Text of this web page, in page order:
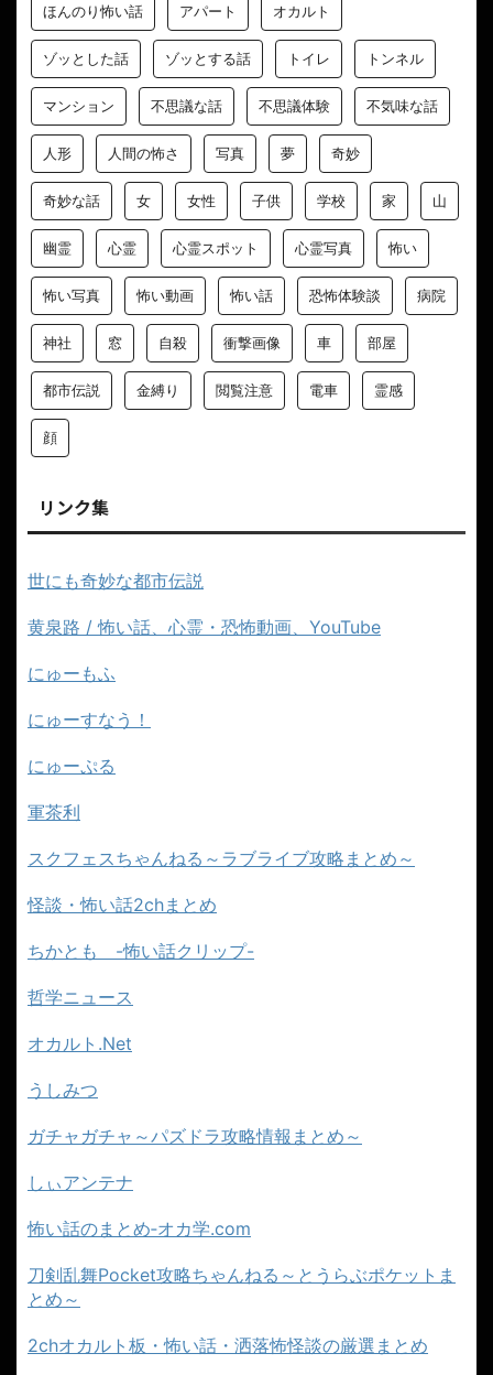
ほんのり怖い話 アパート オカルト
ゾッとした話 ゾッとする話 トイレ トンネル
マンション 不思議な話 不思議体験 不気味な話
人形 人間の怖さ 写真 夢 奇妙
奇妙な話 女 女性 子供 学校 家 山
幽霊 心霊 心霊スポット 心霊写真 怖い
怖い写真 怖い動画 怖い話 恐怖体験談 病院
神社 窓 自殺 衝撃画像 車 部屋
都市伝説 金縛り 閲覧注意 電車 霊感
顔
リンク集
世にも奇妙な都市伝説
黄泉路 / 怖い話、心霊・恐怖動画、YouTube
にゅーもふ
にゅーすなう！
にゅーぷる
軍茶利
スクフェスちゃんねる～ラブライブ攻略まとめ～
怪談・怖い話2chまとめ
ちかとも -怖い話クリップ-
哲学ニュース
オカルト.Net
うしみつ
ガチャガチャ～パズドラ攻略情報まとめ～
しぃアンテナ
怖い話のまとめ‐オカ学.com
刀剣乱舞Pocket攻略ちゃんねる～とうらぶポケットま
とめ～
2chオカルト板・怖い話・洒落怖怪談の厳選まとめ